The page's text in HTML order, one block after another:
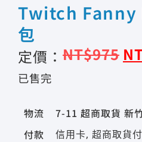
Twitch Fanny
包
定價： NT$975
已售完
物流
7-11 超商取貨 新
付款
信用卡, 超商取貨